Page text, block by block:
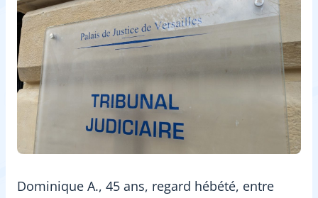
Dominique A., 45 ans, regard hébété, entre